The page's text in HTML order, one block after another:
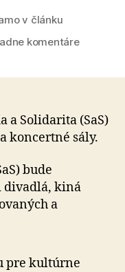
v článku
komentárena
a
a Solidarita (SaS)
koncertné sály.
bude
divadlá, kiná
a
pre kultúrne